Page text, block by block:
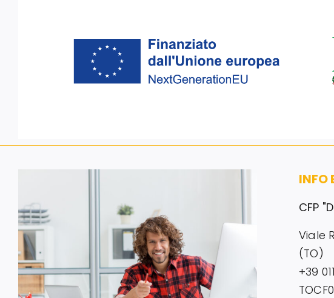
INFO
CFP
Viale
(TO)
+39